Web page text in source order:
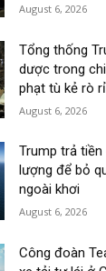
August 6, 2026
Tổng thống
dược trong
phạt tù kẻ rò rỉ
August 6, 2026
Trump trả
lượng để bỏ
ngoài khơi
August 6, 2026
Công đoàn